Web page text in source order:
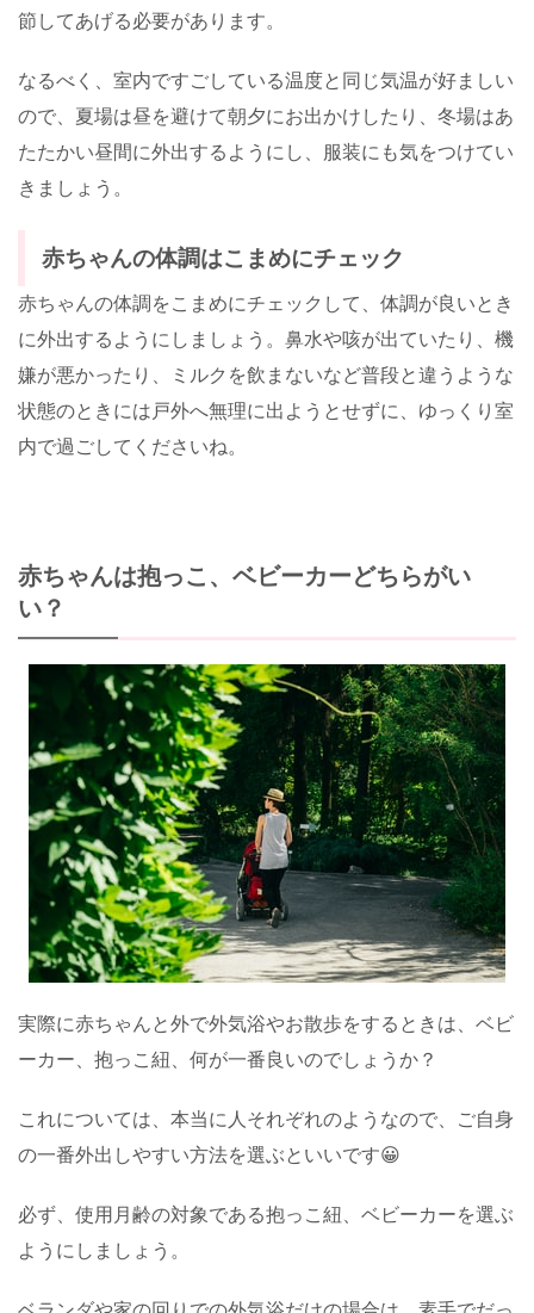
節してあげる必要があります。
なるべく、室内ですごしている温度と同じ気温が好ましい
ので、夏場は昼を避けて朝夕にお出かけしたり、冬場はあ
たたかい昼間に外出するようにし、服装にも気をつけてい
きましょう。
赤ちゃんの体調はこまめにチェック
赤ちゃんの体調をこまめにチェックして、体調が良いとき
に外出するようにしましょう。鼻水や咳が出ていたり、機
嫌が悪かったり、ミルクを飲まないなど普段と違うような
状態のときには戸外へ無理に出ようとせずに、ゆっくり室
内で過ごしてくださいね。
赤ちゃんは抱っこ、ベビーカーどちらがい
い？
実際に赤ちゃんと外で外気浴やお散歩をするときは、ベビ
ーカー、抱っこ紐、何が一番良いのでしょうか？
これについては、本当に人それぞれのようなので、ご自身
の一番外出しやすい方法を選ぶといいです😀
必ず、使用月齢の対象である抱っこ紐、ベビーカーを選ぶ
ようにしましょう。